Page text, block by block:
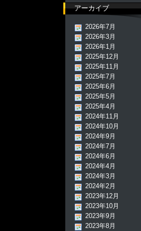
アーカイブ
2026年7月
2026年3月
2026年1月
2025年12月
2025年11月
2025年7月
2025年6月
2025年5月
2025年4月
2024年11月
2024年10月
2024年9月
2024年7月
2024年6月
2024年4月
2024年3月
2024年2月
2023年12月
2023年10月
2023年9月
2023年8月